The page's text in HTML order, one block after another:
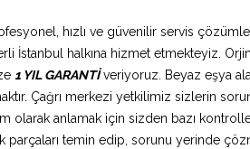
hızlı ve güvenilir servis
İstanbul halkına hizmet etmekteyiz.
1 YIL GARANTİveriyoruz. Beyaz eşya
Çağrı merkezi yetkilimiz sizlerin
anlamak için sizden bazı
parçaları temin edip, sorunu yerinde